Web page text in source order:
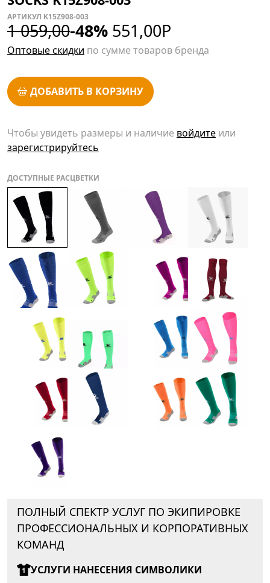
АРТИКУЛ K15Z908-003
1 059,00-48% 551,00Р
Оптовые скидки по сумме товаров бренда
ДОБАВИТЬ В КОРЗИНУ
Чтобы увидеть размеры и наличие войдите или
зарегистрируйтесь
ДОСТУПНЫЕ РАСЦВЕТКИ
ПОЛНЫЙ СПЕКТР УСЛУГ ПО ЭКИПИРОВКЕ
ПРОФЕССИОНАЛЬНЫХ И КОРПОРАТИВНЫХ
КОМАНД
УСЛУГИ НАНЕСЕНИЯ СИМВОЛИКИ